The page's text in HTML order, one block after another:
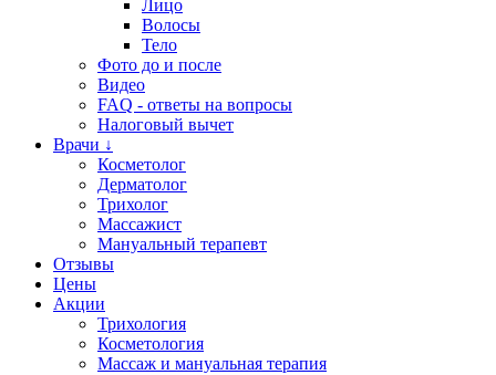
Лицо
Волосы
Тело
Фото до и после
Видео
FAQ - ответы на вопросы
Налоговый вычет
Врачи ↓
Косметолог
Дерматолог
Трихолог
Массажист
Мануальный терапевт
Отзывы
Цены
Акции
Трихология
Косметология
Массаж и мануальная терапия